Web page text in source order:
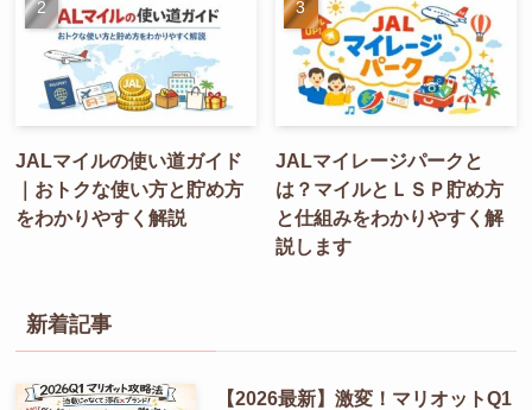
JALマイルの使い道ガイド
｜おトクな使い方と貯め方
をわかりやすく解説
JALマイレージパークと
は？マイルとＬＳＰ貯め方
と仕組みをわかりやすく解
説します
新着記事
【2026最新】激変！マリオットQ1